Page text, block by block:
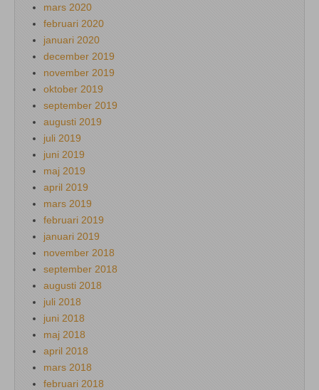
mars 2020
februari 2020
januari 2020
december 2019
november 2019
oktober 2019
september 2019
augusti 2019
juli 2019
juni 2019
maj 2019
april 2019
mars 2019
februari 2019
januari 2019
november 2018
september 2018
augusti 2018
juli 2018
juni 2018
maj 2018
april 2018
mars 2018
februari 2018